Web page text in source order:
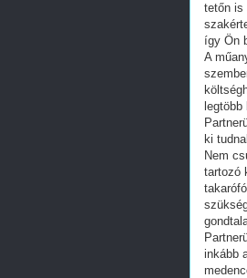
tetőn is
így Ön
A
ki
Nem
tartozó
inkább